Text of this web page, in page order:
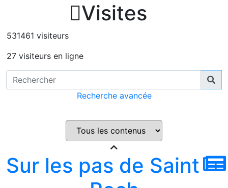
Visites
531461 visiteurs
27 visiteurs en ligne
Recherche avancée
Sur les pas de Saint